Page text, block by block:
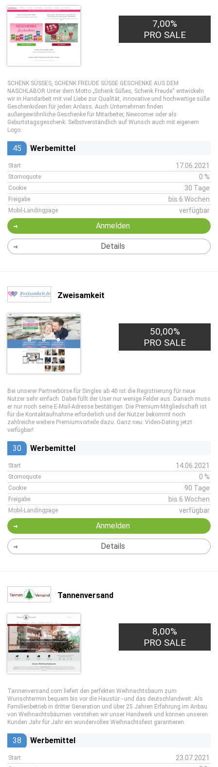
7,00%
PRO SALE
SCHENK SÜSSES, SCHENK FREUDE SÜSSE GESCHENKE AUS DEM
NASCHLABOR Unter dem Motto „Schenk Süßes, Schenk Freude“ entwickeln
wir in Handarbeit mit viel Liebe zur Qualität, innovative und hochwertige süße
Geschenkideen für jeden Anlass. Auch Unternehmen finden
außergewöhnliche Geschenke für Mitarbeiter, Newcomer oder als
Geburtstagsgeschenk. Selbstverständlich auf Wunsch auch mit eigenem
Logo.
45 Werbemittel
Start 17.06.2021
Stornoquote 0 %
Cookie 30 Tage
Freigabe bis 6 Wochen
Mobil-Landingpage verfügbar
Anmelden
Details
Zweisamkeit
0,50€
PRO LEAD
50,00%
PRO SALE
Bei unserer Partnerbörse für Singles ab 40 ist die Registrierung für neue
Nutzer sehr einfach. Dabei füllt der User nur wenige Felder aus. Danach muss
er nur noch seine E-Mail-Adresse bestätigen. Die Premium-Mitgliedschaft ist
für die Kontaktaufnahme erforderlich und der Nutzer bekommt noch
zahlreiche weitere Premiumvorteile dazu. Ganz neu: Video-Dating jetzt
verfügbar!
30 Werbemittel
Start 14.06.2021
Stornoquote 0 %
Cookie 90 Tage
Freigabe bis 6 Wochen
Mobil-Landingpage verfügbar
Anmelden
Details
Tannenversand
8,00%
PRO SALE
Tannenversand.com liefert den perfekten Weihnachtsbaum zum
Wunschtermin bequem bis vor die Haustür - und das deutschlandweit. Als
Familienbetrieb in dritter Generation und über 25 Jahren Erfahrung im Anbau
von Weihnachtsbäumen verstehen wir unser Handwerk und können unseren
Kunden Jahr für Jahr ein wundervolles Weihnachtsfest garantieren.
38 Werbemittel
Start 23.07.2021